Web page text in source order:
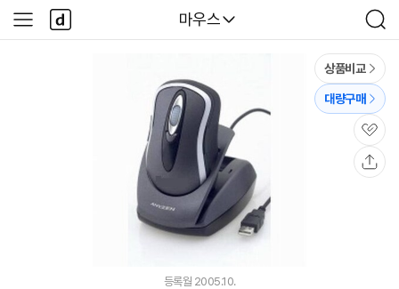
다나와
마우스
검
색
사
이
다
나
와
상품비교
대량구매
관
심
등록월 2005.10.